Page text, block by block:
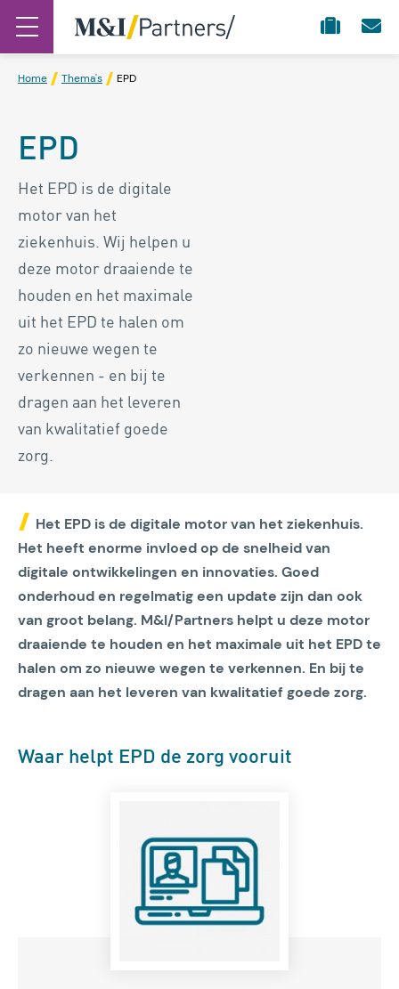
Home Thema's EPD
EPD
Het EPD is de digitale
motor van het
ziekenhuis. Wij helpen u
deze motor draaiende te
houden en het maximale
uit het EPD te halen om
zo nieuwe wegen te
verkennen - en bij te
dragen aan het leveren
van kwalitatief goede
zorg.
Het EPD is de digitale motor van het ziekenhuis.
Het heeft enorme invloed op de snelheid van
digitale ontwikkelingen en innovaties. Goed
onderhoud en regelmatig een update zijn dan ook
van groot belang. M&I/Partners helpt u deze motor
draaiende te houden en het maximale uit het EPD te
halen om zo nieuwe wegen te verkennen. En bij te
dragen aan het leveren van kwalitatief goede zorg.
Waar helpt EPD de zorg vooruit